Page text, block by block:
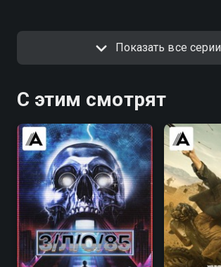
Показать все серии
С этим смотрят